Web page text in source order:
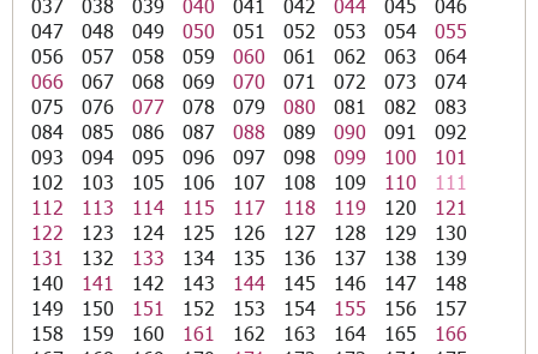
037
038 039 040 041 042 044 045
046
047
048 049 050 051 052 053 054
055
056
057 058 059 060 061 062 063
064
066
067 068 069 070 071 072 073
074
075
076 077 078 079 080 081 082
083
084
085 086 087 088 089 090 091
092
093
094 095 096 097 098 099 100
101
102
103 105 106 107 108 109 110
111
112
113 114 115 117 118 119 120
121
122
123 124 125 126 127 128 129
130
131
132 133 134 135 136 137 138
139
140
141 142 143 144 145 146 147
148
149
150 151 152 153 154 155 156
157
158
159 160 161 162 163 164 165
166